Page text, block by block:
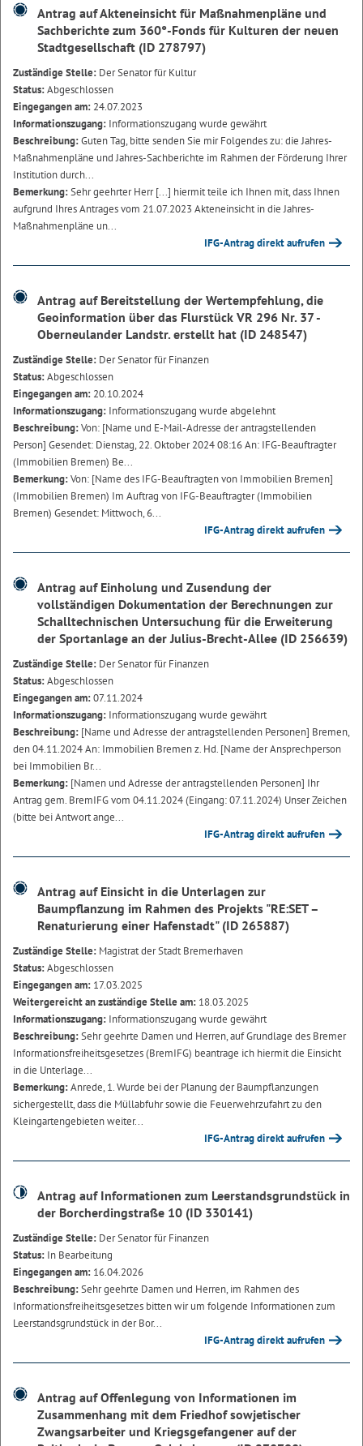
Antrag auf Akteneinsicht für Maßnahmenpläne und
Sachberichte zum 360°-Fonds für Kulturen der neuen
Stadtgesellschaft (ID 278797)
Zuständige Stelle: Der Senator für Kultur
Status:Abgeschlossen
Eingegangen am: 24.07.2023
Informationszugang: Informationszugang wurde gewährt
Beschreibung:Guten Tag, bitte senden Sie mir Folgendes zu: die Jahres-
Maßnahmenpläne und Jahres-Sachberichte im Rahmen der Förderung Ihrer
Institution durch...
Bemerkung:Sehr geehrter Herr [...] hiermit teile ich Ihnen mit, dass Ihnen
aufgrund Ihres Antrages vom 21.07.2023 Akteneinsicht in die Jahres-
Maßnahmenpläne un...
IFG-Antrag direkt aufrufen
Antrag auf Bereitstellung der Wertempfehlung, die
Geoinformation über das Flurstück VR 296 Nr. 37 -
Oberneulander Landstr. erstellt hat (ID 248547)
Zuständige Stelle: Der Senator für Finanzen
Status:Abgeschlossen
Eingegangen am: 20.10.2024
Informationszugang: Informationszugang wurde abgelehnt
Beschreibung:Von: [Name und E-Mail-Adresse der antragstellenden
Person] Gesendet: Dienstag, 22. Oktober 2024 08:16 An: IFG-Beauftragter
(Immobilien Bremen) Be...
Bemerkung:Von: [Name des IFG-Beauftragten von Immobilien Bremen]
(Immobilien Bremen) Im Auftrag von IFG-Beauftragter (Immobilien
Bremen) Gesendet: Mittwoch, 6...
IFG-Antrag direkt aufrufen
Antrag auf Einholung und Zusendung der
vollständigen Dokumentation der Berechnungen zur
Schalltechnischen Untersuchung für die Erweiterung
der Sportanlage an der Julius-Brecht-Allee (ID 256639)
Zuständige Stelle: Der Senator für Finanzen
Status:Abgeschlossen
Eingegangen am:07.11.2024
Informationszugang: Informationszugang wurde gewährt
Beschreibung: [Name und Adresse der antragstellenden Personen] Bremen,
den 04.11.2024 An: Immobilien Bremen z. Hd. [Name der Ansprechperson
bei Immobilien Br...
Bemerkung: [Namen und Adresse der antragstellenden Personen] Ihr
Antrag gem. BremIFG vom 04.11.2024 (Eingang: 07.11.2024) Unser Zeichen
(bitte bei Antwort ange...
IFG-Antrag direkt aufrufen
Antrag auf Einsicht in die Unterlagen zur
Baumpflanzung im Rahmen des Projekts "RE:SET –
Renaturierung einer Hafenstadt" (ID 265887)
Zuständige Stelle: Magistrat der Stadt Bremerhaven
Status:Abgeschlossen
Eingegangen am: 17.03.2025
Weitergereicht an zuständige Stelle am: 18.03.2025
Informationszugang: Informationszugang wurde gewährt
Beschreibung:Sehr geehrte Damen und Herren, auf Grundlage des Bremer
Informationsfreiheitsgesetzes (BremIFG) beantrage ich hiermit die Einsicht
in die Unterlage...
Bemerkung:Anrede, 1. Wurde bei der Planung der Baumpflanzungen
sichergestellt, dass die Müllabfuhr sowie die Feuerwehrzufahrt zu den
Kleingartengebieten weiter...
IFG-Antrag direkt aufrufen
Antrag auf Informationen zum Leerstandsgrundstück in
der Borcherdingstraße 10 (ID 330141)
Zuständige Stelle: Der Senator für Finanzen
Status: In Bearbeitung
Eingegangen am: 16.04.2026
Beschreibung:Sehr geehrte Damen und Herren, im Rahmen des
Informationsfreiheitsgesetzes bitten wir um folgende Informationen zum
Leerstandsgrundstück in der Bor...
IFG-Antrag direkt aufrufen
Antrag auf Offenlegung von Informationen im
Zusammenhang mit dem Friedhof sowjetischer
Zwangsarbeiter und Kriegsgefangener auf der